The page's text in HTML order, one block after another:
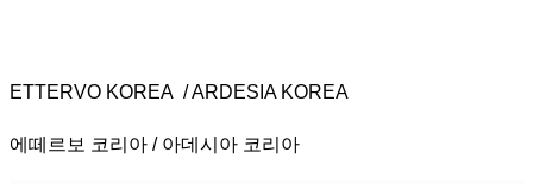
ETTERVO KOREA / ARDESIA KOREA
에떼르보 코리아 / 아데시아 코리아